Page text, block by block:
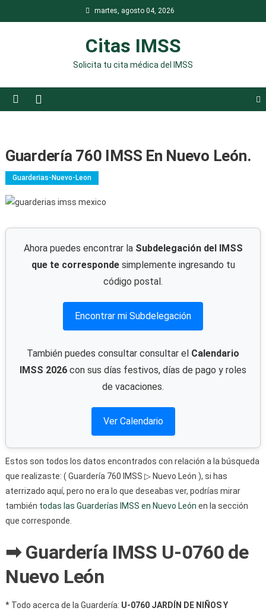
al
martes, agosto 04, 2026
Citas IMSS
Solicita tu cita médica del IMSS
Guardería 760 IMSS En Nuevo León.
Guarderias-Nuevo-Leon
Ahora puedes encontrar la Subdelegación del IMSS
que te correspondesimplemente ingresando tu
código postal.
Encontrar mi Subdelegación
También puedes consultar consultar el Calendario
IMSS 2026 con sus días festivos, días de pago y roles
de vacaciones.
Ver Calendario
Estos son todos los datos encontrados con relación a la búsqueda
que realizaste: ( Guardería 760 IMSS ▷ Nuevo León ), si has
aterrizado aquí, pero no era lo que deseabas ver, podrías mirar
también todas las Guarderías IMSS en Nuevo León en la sección
que corresponde.
➡ Guardería IMSS U-0760 de
Nuevo León
* Todo acerca de la Guardería: U-0760 JARDÍN DE NIÑOS Y